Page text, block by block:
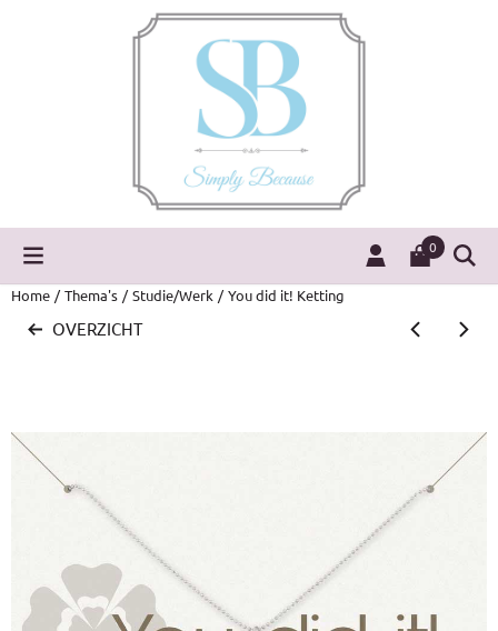
Cookievoorkeuren zijn momenteel gesloten.
0
Home / Thema's / Studie/Werk / You did it! Ketting
OVERZICHT